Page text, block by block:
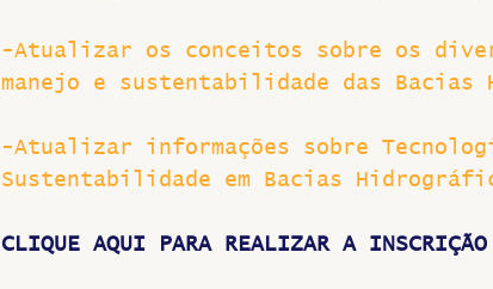
-Atualizar os conceitos sobre os
manejo e sustentabilidade das Bacias
-Atualizar informações sobre
Sustentabilidade em Bacias
CLIQUE AQUI PARA REALIZAR A